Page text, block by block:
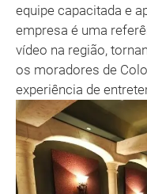
equipe capacitada e
empresa é uma
vídeo na região,
os moradores de
experiência de